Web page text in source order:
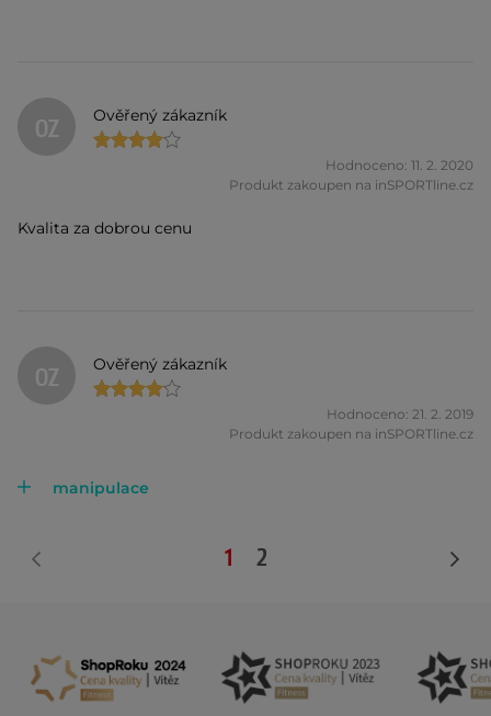
OZ Ověřený zákazník
Hodnoceno: 11. 2. 2020
Produkt zakoupen na inSPORTline.cz
Kvalita za dobrou cenu
OZ Ověřený zákazník
Hodnoceno: 21. 2. 2019
Produkt zakoupen na inSPORTline.cz
manipulace
1 2